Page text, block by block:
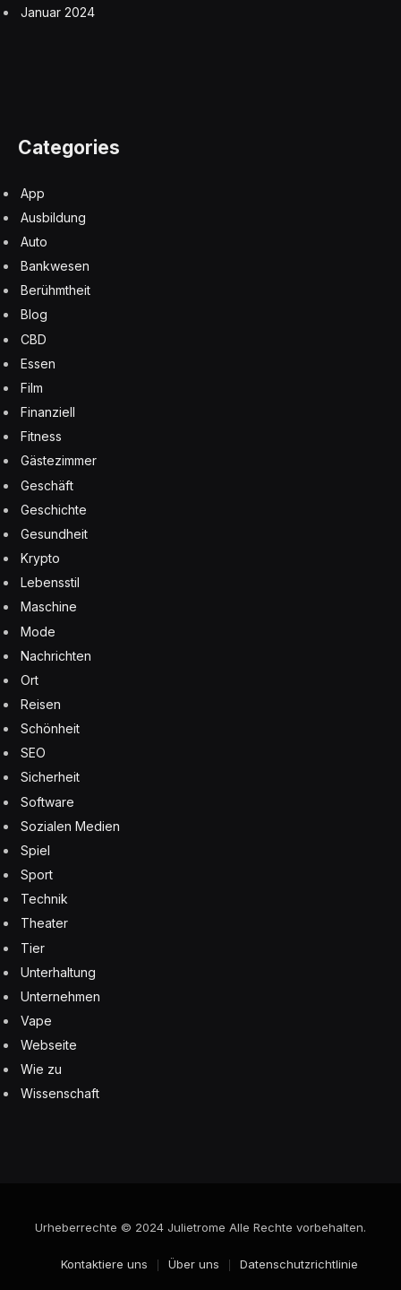
Januar 2024
Categories
App
Ausbildung
Auto
Bankwesen
Berühmtheit
Blog
CBD
Essen
Film
Finanziell
Fitness
Gästezimmer
Geschäft
Geschichte
Gesundheit
Krypto
Lebensstil
Maschine
Mode
Nachrichten
Ort
Reisen
Schönheit
SEO
Sicherheit
Software
Sozialen Medien
Spiel
Sport
Technik
Theater
Tier
Unterhaltung
Unternehmen
Vape
Webseite
Wie zu
Wissenschaft
Urheberrechte © 2024 Julietrome Alle Rechte vorbehalten.
Kontaktiere uns Über uns Datenschutzrichtlinie